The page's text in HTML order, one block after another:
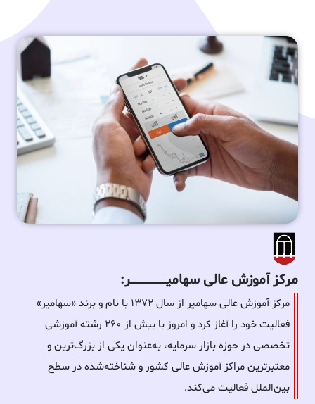
مرکز آموزش عالی سهامیـــــــــــــــــــــــــر:
مرکز آموزش عالی سهامیر از سال ۱۳۷۲ با نام و برند «سهامیر»
فعالیت خود را آغاز کرد و امروز با بیش از ۲۶۰ رشته آموزشی
تخصصی در حوزه بازار سرمایه، به‌عنوان یکی از بزرگ‌ترین و
معتبرترین مراکز آموزش عالی کشور و شناخته‌شده در سطح
بین‌الملل فعالیت می‌کند.